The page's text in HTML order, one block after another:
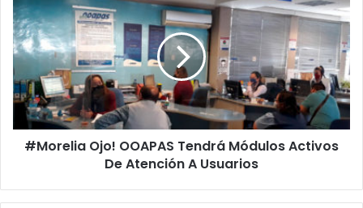
Ojo!
OOAPAS
Tendrá
Módulos
Activos
De
Atención
A
Usuarios
#Morelia Ojo! OOAPAS Tendrá Módulos Activos
De Atención A Usuarios